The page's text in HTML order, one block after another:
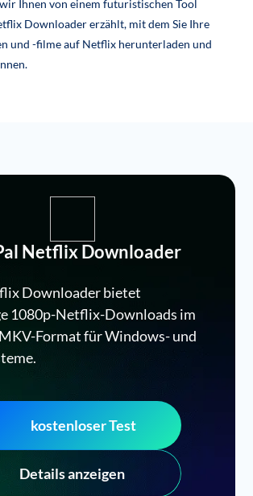
Ihnen von einem futuristischen Tool
Downloader erzählt, mit dem Sie Ihre
und -filme auf Netflix herunterladen und
Netflix Downloader
Downloader bietet
1080p-Netflix-Downloads im
Format für Windows- und
kostenloser Test
Details anzeigen